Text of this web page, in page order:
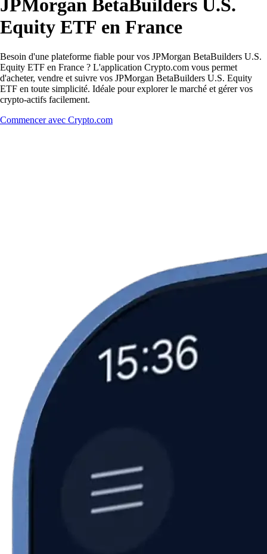
JPMorgan BetaBuilders U.S.
Equity ETF en France
Besoin d'une plateforme fiable pour vos JPMorgan BetaBuilders U.S.
Equity ETF en France ? L'application Crypto.com vous permet
d'acheter, vendre et suivre vos JPMorgan BetaBuilders U.S. Equity
ETF en toute simplicité. Idéale pour explorer le marché et gérer vos
crypto-actifs facilement.
Commencer avec Crypto.com